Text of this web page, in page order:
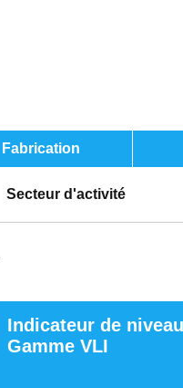
Fabrication
Secteur d'activité
Indicateur de
Gamme VLI